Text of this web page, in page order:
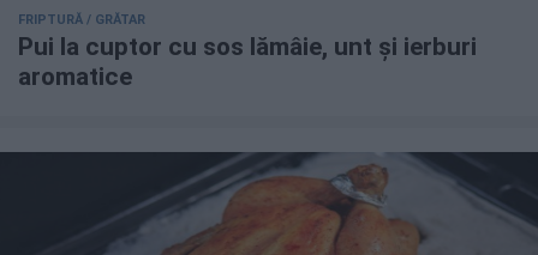
FRIPTURĂ / GRĂTAR
Pui la cuptor cu sos lămâie, unt și ierburi
aromatice